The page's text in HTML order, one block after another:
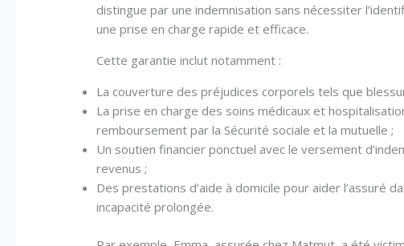
distingue par une indemnisation sans nécessiter
une prise en charge rapide et efficace.
Cette garantie inclut notamment :
La couverture des préjudices corporels tels que
La prise en charge des soins médicaux et
remboursement par la Sécurité sociale et la mutuelle ;
Un soutien financier ponctuel avec le versement
revenus ;
Des prestations d’aide à domicile pour aider l’assuré
incapacité prolongée.